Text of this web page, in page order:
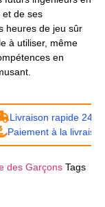
et de ses
heures de jeu sûr
à utiliser, même
en
rapide 24/48h
à la livraison
des Garçons Tags